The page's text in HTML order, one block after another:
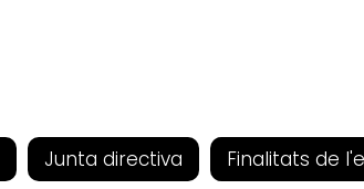
Junta directiva Finalitats de